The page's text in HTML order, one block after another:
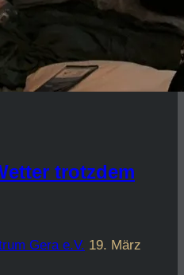
trotzdem
Gera e.V. 19. März